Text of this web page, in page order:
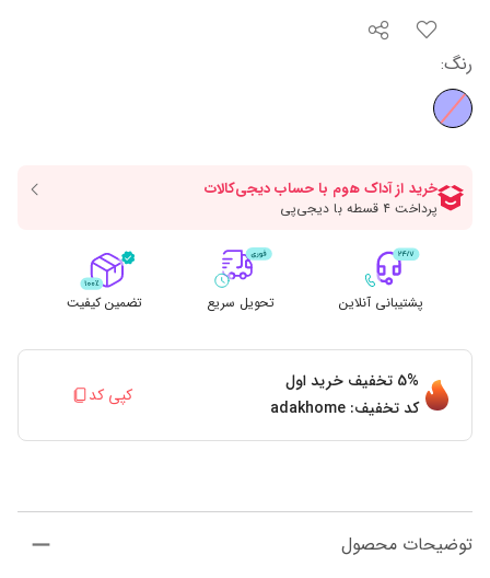
رنگ:
پشتیبانی آنلاین تحویل سریع تضمین کیفیت
5% تخفیف خرید اول
کد تخفیف: adakhome
کپی کد
توضیحات محصول